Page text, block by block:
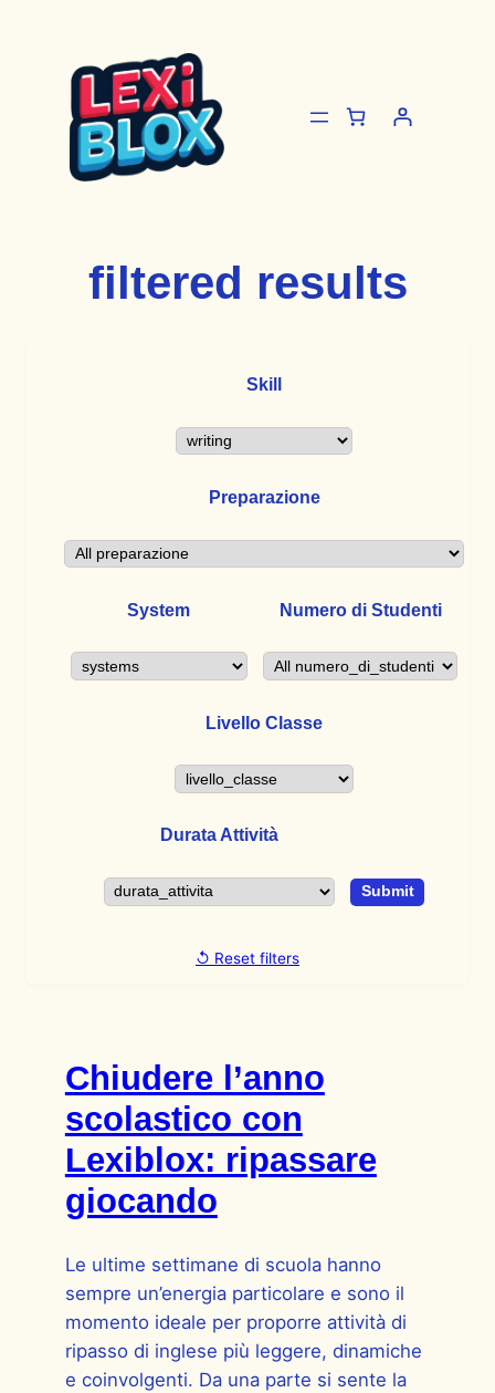
contenuto
filtered results
Skill
Preparazione
System Numero di Studenti
Livello Classe
Durata Attività
↺ Reset filters
Chiudere l’anno
scolastico con
Lexiblox: ripassare
giocando
Le ultime settimane di scuola hanno
sempre un’energia particolare e sono il
momento ideale per proporre attività di
ripasso di inglese più leggere, dinamiche
e coinvolgenti. Da una parte si sente la